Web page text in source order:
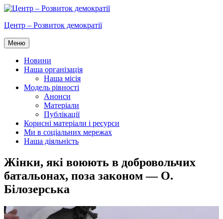
Перейти
вмісту
Центр – Розвиток демократії
Меню
Новини
Наша організація
Наша місія
Модель рівності
Анонси
Матеріали
Публікації
Корисні матеріали і ресурси
Ми в соціальних мережах
Наша діяльність
Жінки, які воюють в добровольчих
батальонах, поза законом — О.
Білозерська